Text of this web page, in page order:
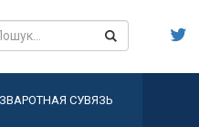
ЗВАРОТНАЯ СУВЯЗЬ